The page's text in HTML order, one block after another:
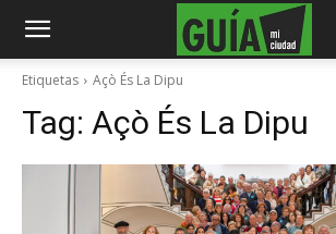
Etiquetas Açò És La Dipu
Tag: Açò És La Dipu